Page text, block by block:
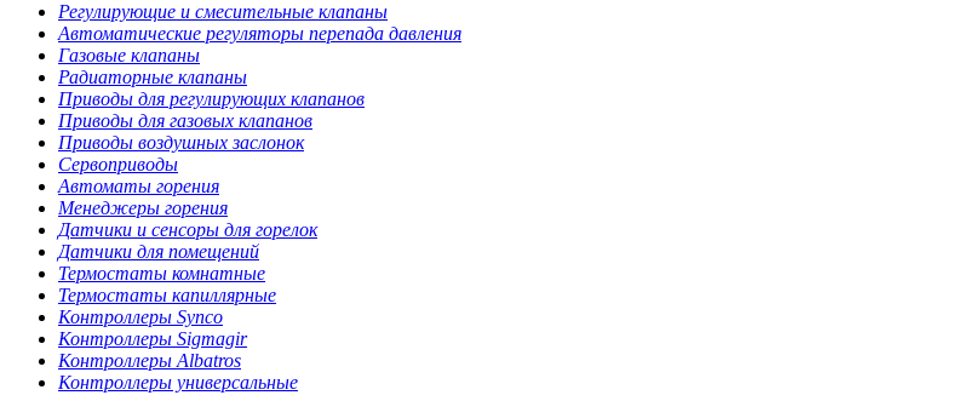
Регулирующие и смесительные клапаны
Автоматические регуляторы перепада давления
Газовые клапаны
Радиаторные клапаны
Приводы для регулирующих клапанов
Приводы для газовых клапанов
Приводы воздушных заслонок
Сервоприводы
Автоматы горения
Менеджеры горения
Датчики и сенсоры для горелок
Датчики для помещений
Термостаты комнатные
Термостаты капиллярные
Контроллеры Synco
Контроллеры Sigmagir
Контроллеры Albatros
Контроллеры универсальные